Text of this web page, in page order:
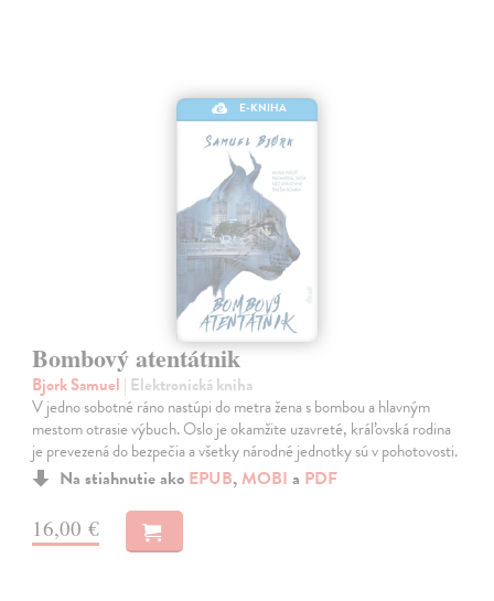
E-KNIHA
Bombový atentátnik
Bjork Samuel | Elektronická kniha
V jedno sobotné ráno nastúpi do metra žena s bombou a hlavným
mestom otrasie výbuch. Oslo je okamžite uzavreté, kráľovská rodina
je prevezená do bezpečia a všetky národné jednotky sú v pohotovosti.
Na stiahnutie ako EPUB, MOBI a PDF
16,00 €